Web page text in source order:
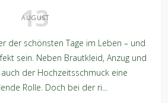
13
AUGUST
der schönsten Tage im Leben – und
sein. Neben Brautkleid, Anzug und
der Hochzeitsschmuck eine
Rolle. Doch bei der ri...